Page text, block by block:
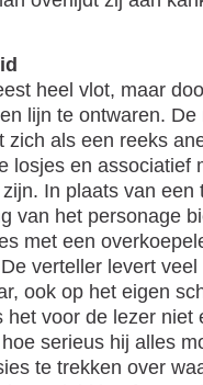
heel vlot, maar
lijn te ontwaren. De
zich als een reeks
losjes en associatief
In plaats van een
van het personage
met een
verteller levert veel
ook op het eigen
het voor de lezer niet
serieus hij alles
te trekken over